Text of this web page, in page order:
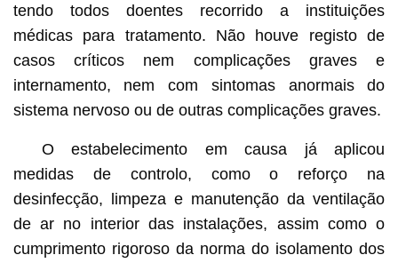
tendo todos doentes recorrido a instituições
médicas para tratamento. Não houve registo de
casos críticos nem complicações graves e
internamento, nem com sintomas anormais do
sistema nervoso ou de outras complicações graves.
O estabelecimento em causa já aplicou
medidas de controlo, como o reforço na
desinfecção, limpeza e manutenção da ventilação
de ar no interior das instalações, assim como o
cumprimento rigoroso da norma do isolamento dos